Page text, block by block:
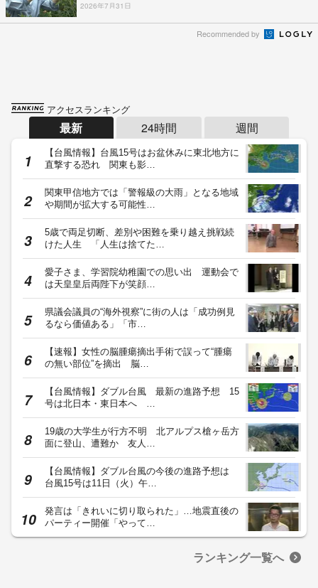
2026年7月31日
Recommended by
アクセスランキング
最新 24時間 週間
【台風情報】台風15号はお盆休みに東北地方に
直撃する恐れ 関東も影…
関東甲信地方では「警報級の大雨」となる地域
や期間が拡大する可能性…
5歳で両足切断、差別や困難を乗り越え挑戦続
けた人生 「人生は捨てた…
愛子さま、学習院幼稚園での思い出 運動会で
は天皇皇后両陛下が笑顔…
県議会議員の“海外視察”に街の人は「成功例見
るなら価値ある」「市…
【速報】女性の脳腫瘍摘出手術で誤って“腫瘍
の無い部位”を摘出 脳…
【台風情報】ダブル台風 最新の進路予想 15
号は北日本・東日本へ …
19歳の大学生が行方不明 北アルプス槍ヶ岳方
面に登山、遭難か 友人…
【台風情報】ダブル台風の今後の進路予想は
台風15号は11日（火）午…
発言は「きれいに切り取られた」…地震直後の
パーティー開催「やって…
ランキング一覧へ